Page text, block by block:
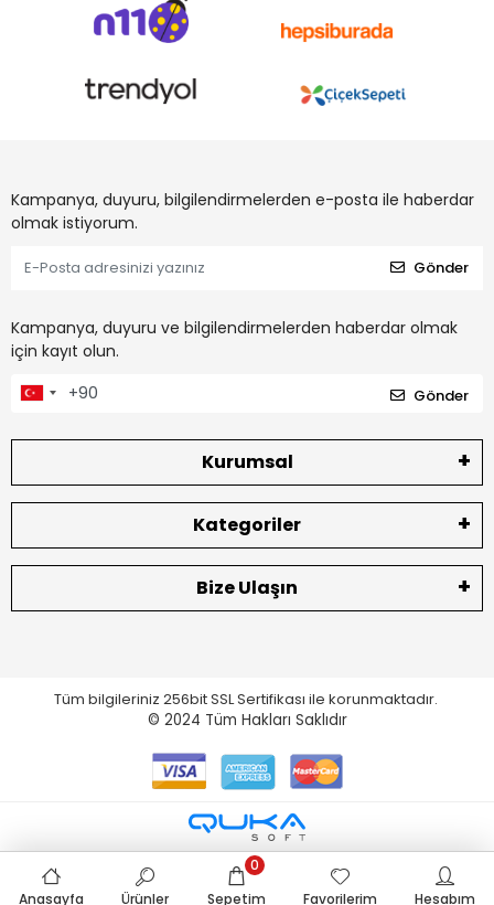
Kampanya, duyuru, bilgilendirmelerden e-posta ile haberdar
olmak istiyorum.
Gönder
Kampanya, duyuru ve bilgilendirmelerden haberdar olmak
için kayıt olun.
Gönder
Kurumsal
Kategoriler
Bize Ulaşın
Tüm bilgileriniz 256bit SSL Sertifikası ile korunmaktadır.
© 2024 Tüm Hakları Saklıdır
Anasayfa Ürünler Sepetim
0
Favorilerim
Hesabım